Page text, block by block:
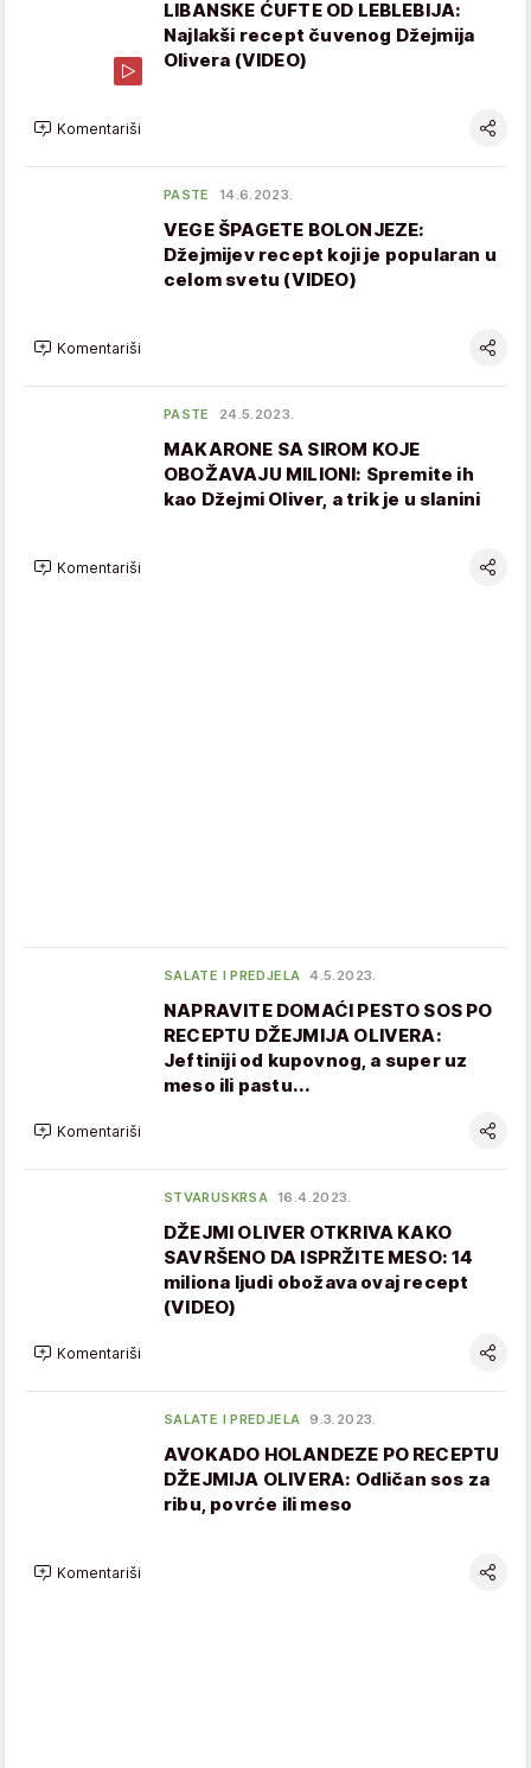
LIBANSKE ĆUFTE OD LEBLEBIJA:
Najlakši recept čuvenog Džejmija
Olivera (VIDEO)
Komentariši
PASTE 14.6.2023.
VEGE ŠPAGETE BOLONJEZE:
Džejmijev recept koji je popularan u
celom svetu (VIDEO)
Komentariši
PASTE 24.5.2023.
MAKARONE SA SIROM KOJE
OBOŽAVAJU MILIONI: Spremite ih
kao Džejmi Oliver, a trik je u slanini
Komentariši
SALATE I PREDJELA 4.5.2023.
NAPRAVITE DOMAĆI PESTO SOS PO
RECEPTU DŽEJMIJA OLIVERA:
Jeftiniji od kupovnog, a super uz
meso ili pastu...
Komentariši
STVARUSKRSA 16.4.2023.
DŽEJMI OLIVER OTKRIVA KAKO
SAVRŠENO DA ISPRŽITE MESO: 14
miliona ljudi obožava ovaj recept
(VIDEO)
Komentariši
SALATE I PREDJELA 9.3.2023.
AVOKADO HOLANDEZE PO RECEPTU
DŽEJMIJA OLIVERA: Odličan sos za
ribu, povrće ili meso
Komentariši